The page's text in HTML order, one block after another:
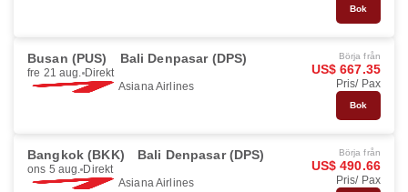
Bok
Busan (PUS) Bali Denpasar (DPS)
fre 21 aug. Direkt
Asiana Airlines
Börja från
US$ 667.35
Pris/ Pax
Bok
Bangkok (BKK) Bali Denpasar (DPS)
ons 5 aug. Direkt
Asiana Airlines
Börja från
US$ 490.66
Pris/ Pax